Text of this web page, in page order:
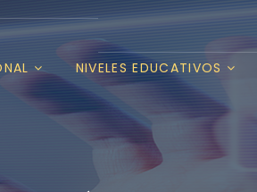
NIVELES EDUCATIVOS